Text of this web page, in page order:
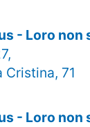
- Loro non
Cristina, 71
- Loro non